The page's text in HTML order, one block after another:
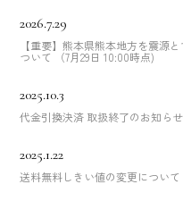
2026.7.29
【重要】熊本県熊本地方を震源
ついて （7月29日 10:00時点)
2025.10.3
代金引換決済 取扱終了のお知らせ
2025.1.22
送料無料しきい値の変更について